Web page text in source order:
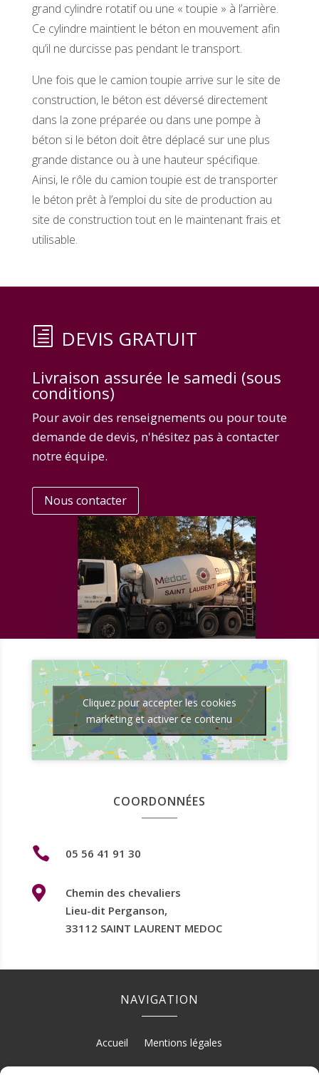
grand cylindre rotatif ou une « toupie » à l’arrière.
Ce cylindre maintient le béton en mouvement afin
qu’il ne durcisse pas pendant le transport.
Une fois que le camion toupie arrive sur le site de
construction, le béton est déversé directement
dans la zone préparée ou dans une pompe à
béton si le béton doit être déplacé sur une plus
grande distance ou à une hauteur spécifique.
Ainsi, le rôle du camion toupie est de transporter
le béton prêt à l’emploi du site de production au
site de construction tout en le maintenant frais et
utilisable.
DEVIS GRATUIT
Livraison assurée le samedi (sous
conditions)
Pour avoir des renseignements ou pour toute
demande de devis, n'hésitez pas à contacter
notre équipe.
Nous contacter
Cliquez pour accepter les cookies
marketing et activer ce contenu
COORDONNÉES
 05 56 41 91 30

Chemin des chevaliers
Lieu-dit Perganson,
33112 SAINT LAURENT MEDOC
NAVIGATION
Accueil Mentions légales